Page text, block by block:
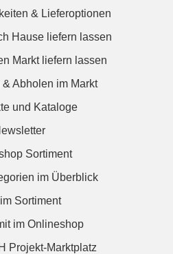
& Lieferoptionen
Hause liefern lassen
Markt liefern lassen
Abholen im Markt
und Kataloge
Sortiment
im Überblick
Sortiment
im Onlineshop
Projekt-Marktplatz